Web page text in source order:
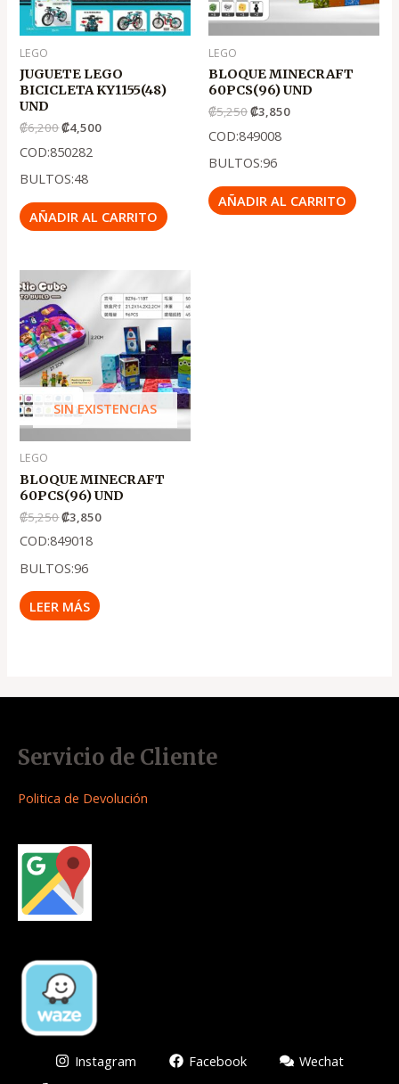
LEGO
JUGUETE LEGO
BICICLETA KY1155(48)
UND
₡6,200₡4,500
COD:850282
BULTOS:48
AÑADIR AL CARRITO
LEGO
BLOQUE MINECRAFT
60PCS(96) UND
₡5,250₡3,850
COD:849008
BULTOS:96
AÑADIR AL CARRITO
SIN EXISTENCIAS
LEGO
BLOQUE MINECRAFT
60PCS(96) UND
₡5,250
precio
original
era:
.
₡5,250
₡3,850
precio
actual
es:
.
₡3,850
COD:849018
BULTOS:96
LEER MÁS
Servicio de Cliente
Politica de Devolución
Instagram Facebook Wechat